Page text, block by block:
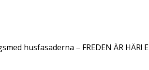
husfasaderna – FREDEN ÄR HÄR!